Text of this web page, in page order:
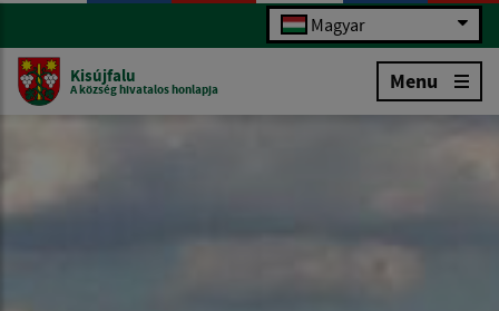
Magyar
Kisújfalu
A község hivatalos honlapja Menu